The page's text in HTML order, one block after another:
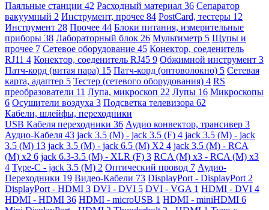
Паяльные станции 42 Расходный материал 36 Сепаратор
вакуумный 2 Инструмент, прочее 84 PostCard, тестеры 12
Инструмент 28 Прочее 44 Блоки питания, измерительные
приборы 38 Лабораторный блок 26 Мультиметр 5 Щупы и
прочее 7 Сетевое оборудование 45 Конектор, соеденитель
RJ11 4 Конектор, соеденитель RJ45 9 Обжимной инструмент 3
Патч-корд (витая пара) 15 Патч-корд (оптоволокно) 5 Сетевая
карта, адаптер 5 Тестер (сетевого оборудования) 4 RS
преобразователи 11 Лупа, микроскоп 22 Лупы 16 Микроскопы
6 Осушители воздуха 3 Подсветка телевизора 62
Кабели, шлейфы, переходники
USB Кабеля переходники 36 Аудио конвектор, трансивер 3
Аудио-Кабеля 43 jack 3.5 (M) - jack 3.5 (F) 4 jack 3.5 (M) - jack
3.5 (M) 13 jack 3.5 (M) - jack 6.5 (M) X2 4 jack 3.5 (M) - RCA
(M) x2 6 jack 6.3-3.5 (M) - XLR (F) 3 RCA (M) x3 - RCA (M) x3
4 Type-C - jack 3.5 (M) 2 Оптический провод 7 Аудио-
Переходники 19 Видео-Кабели 73 DisplayPort - DisplayPort 2
DisplayPort - HDMI 3 DVI - DVI 5 DVI - VGA 1 HDMI - DVI 4
HDMI - HDMI 36 HDMI - microUSB 1 HDMI - miniHDMI 6